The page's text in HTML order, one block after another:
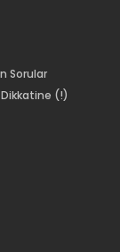
Sorular
(!)